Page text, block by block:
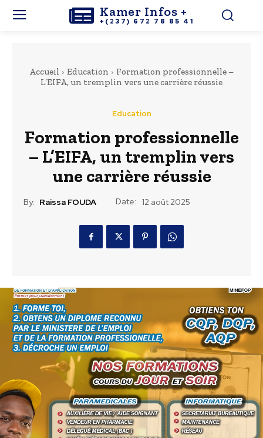
Kamer Infos +
+(237) 672 78 85 41
Accueil Education
Formation professionnelle –
L’EIFA, un tremplin vers une carrière réussie
Education
Formation professionnelle
– L’EIFA, un tremplin vers
une carrière réussie
By: Raissa FOUDA Date: 12 août 2025